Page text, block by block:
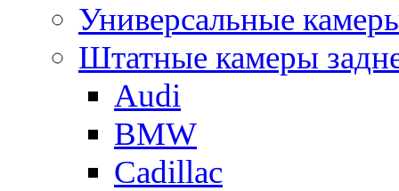
Универсальные
Штатные камеры
Audi
BMW
Cadillac